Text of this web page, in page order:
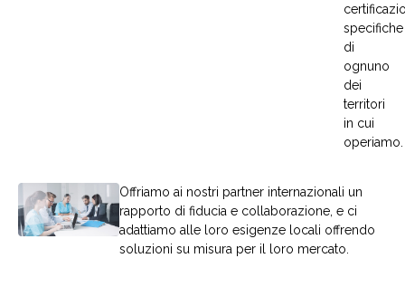
specifiche
di
ognuno
dei
territori
in cui
operiamo.
Offriamo ai nostri partner internazionali un
rapporto di fiducia e collaborazione, e ci
adattiamo alle loro esigenze locali offrendo
soluzioni su misura per il loro mercato.